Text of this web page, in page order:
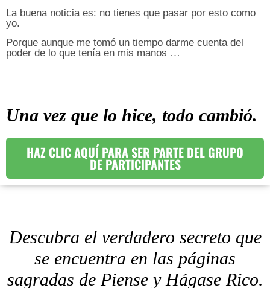
La buena noticia es: no tienes que pasar por esto como
yo.
Porque aunque me tomó un tiempo darme cuenta del
poder de lo que tenía en mis manos …
Una vez que lo hice, todo cambió.
HAZ CLIC AQUÍ PARA SER PARTE DEL GRUPO
DE PARTICIPANTES
Descubra el verdadero secreto que
se encuentra en las páginas
sagradas de Piense y Hágase Rico.